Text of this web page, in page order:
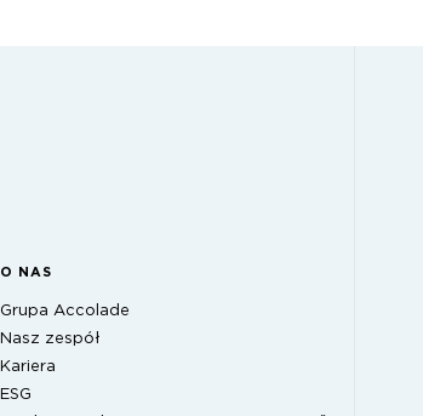
O NAS
Grupa Accolade
Nasz zespół
Kariera
ESG